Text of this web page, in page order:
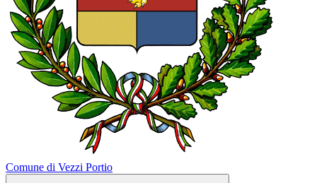
Comune di Vezzi Portio